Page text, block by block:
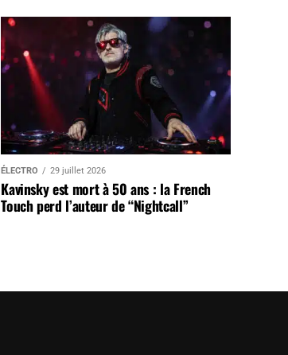
ÉLECTRO 29 juillet 2026
Kavinsky est mort à 50 ans : la French
Touch perd l’auteur de “Nightcall”